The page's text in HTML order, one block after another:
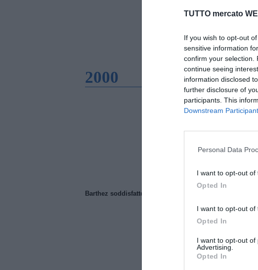
TUTTO mercato
If you wish to opt-out
sensitive information
confirm your selection.
continue seeing
information disclosed
further disclosure of
participants. This
Downstream
Personal Data
I want to opt-out
Opted In
I want to opt-out of
Opted In
I want to opt-out of
Advertising.
Opted In
2000
Barthez soddisfatto del Manchester United